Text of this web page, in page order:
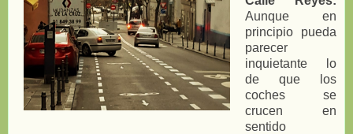
Aunque en
principio pueda
parecer
inquietante lo
de que los
coches se
crucen en
sentido